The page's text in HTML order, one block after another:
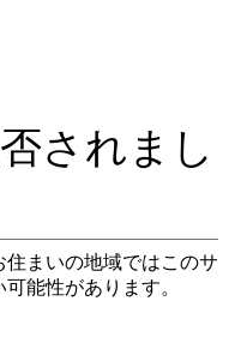
されまし
まいの地域ではこのサ
能性があります。